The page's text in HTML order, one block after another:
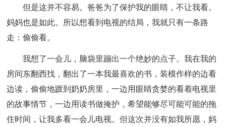
但是这并不容易。爸爸为了保护我的眼睛，不让我看。
妈妈也是如此。所以想看到电视的结局，我就只有一条路
走：偷偷看。
我想了一会儿，脑袋里蹦出一个绝妙的点子。我在我的
房间东翻西找，翻出了一本我最喜欢的书，装模作样的边看
边读，偷偷地踱到奶奶房里，一边用眼睛贪婪的看着电视里
的故事情节，一边用读书做掩护，希望能够尽可能可能的拖
住时间，让我多看一会儿电视。但这次并没有如我所愿，妈